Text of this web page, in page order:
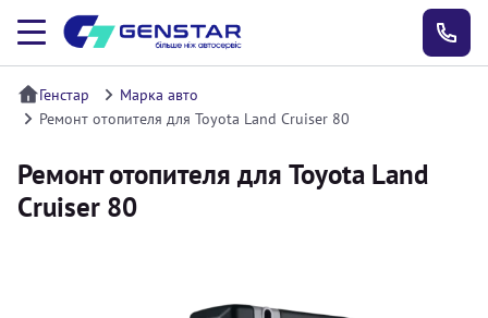
Генстар
Марка авто
Ремонт отопителя для Toyota Land Cruiser 80
Ремонт отопителя для Toyota Land
Cruiser 80